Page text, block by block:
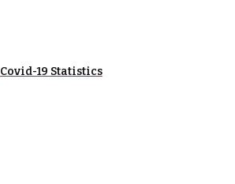
Covid-19 Statistics